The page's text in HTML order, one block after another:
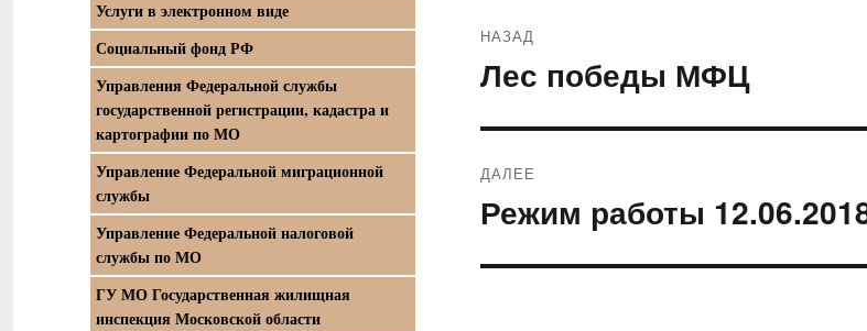
по
НАЗАД
Предыдущая
Лес победы МФЦ
ДАЛЕЕ
Следующая
Режим работы
Услуги в электронном виде
Социальный фонд РФ
Управления Федеральной службы
государственной регистрации, кадастра и
картографии по МО
Управление Федеральной миграционной
службы
Управление Федеральной налоговой
службы по МО
ГУ МО Государственная жилищная
инспекция Московской области